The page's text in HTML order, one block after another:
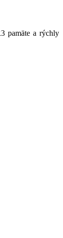
pamäte a rýchly